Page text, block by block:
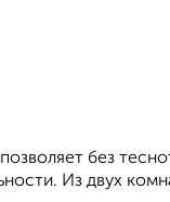
без
Из двух